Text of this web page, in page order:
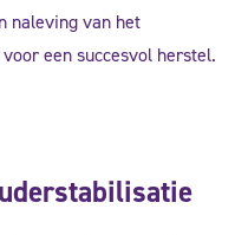
naleving van het
een succesvol herstel.